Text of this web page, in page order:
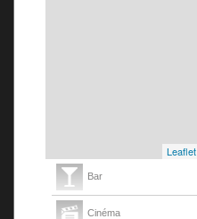
Leaflet
Bar
Cinéma